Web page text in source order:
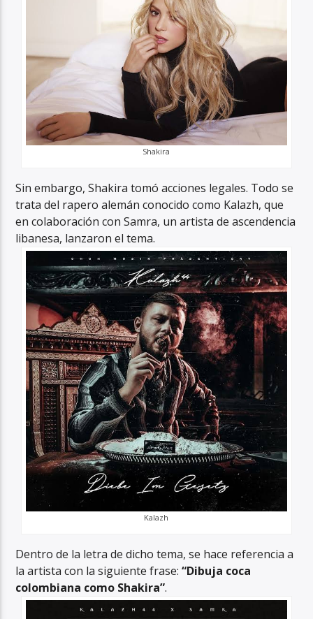
Shakira
Sin embargo, Shakira tomó acciones legales. Todo se
trata del rapero alemán conocido como Kalazh, que
en colaboración con Samra, un artista de ascendencia
libanesa, lanzaron el tema.
Kalazh
Dentro de la letra de dicho tema, se hace referencia a
la artista con la siguiente frase:“Dibuja coca
colombiana como Shakira”.